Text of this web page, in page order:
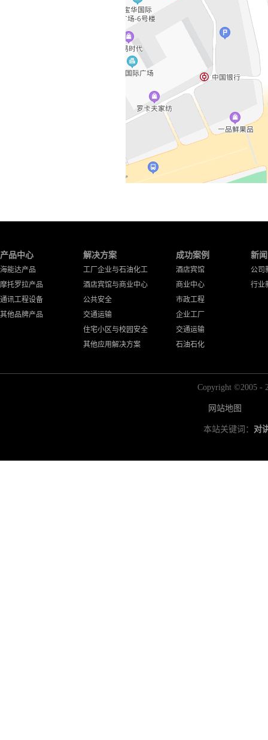
产品中心
海能达产品
摩托罗拉产品
通讯工程设备
其他品牌产品
解决方案
工厂企业与石油化工
酒店宾馆与商业中心
公共安全
交通运输
住宅小区与校园安全
其他应用解决方案
成功案例
酒店宾馆
商业中心
市政工程
企业工厂
交通运输
石油石化
新
公司
行业
Copyright ©2005 -
网站地图
本站关键词： 对